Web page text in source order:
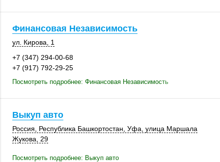
Финансовая Независимость
ул. Кирова, 1
+7 (347) 294-00-68
+7 (917) 792-29-25
Посмотреть подробнее: Финансовая Независимость
Выкуп авто
Россия , Республика Башкортостан, Уфа , улица Маршала
Жукова, 29
Посмотреть подробнее: Выкуп авто